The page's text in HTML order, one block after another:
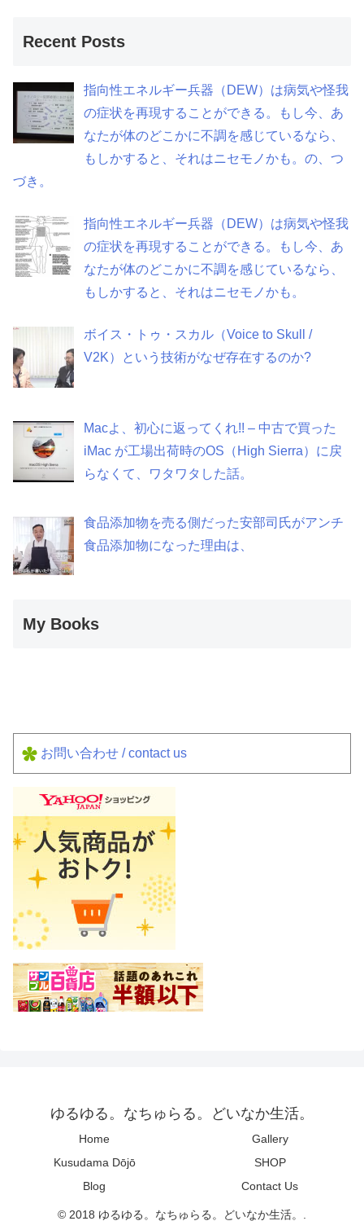
Recent Posts
指向性エネルギー兵器（DEW）は病気や怪我
の症状を再現することができる。もし今、あ
なたが体のどこかに不調を感じているなら、
もしかすると、それはニセモノかも。の、つ
づき。
指向性エネルギー兵器（DEW）は病気や怪我
の症状を再現することができる。もし今、あ
なたが体のどこかに不調を感じているなら、
もしかすると、それはニセモノかも。
ボイス・トゥ・スカル（Voice to Skull /
V2K）という技術がなぜ存在するのか?
Macよ、初心に返ってくれ!! – 中古で買った
iMac が工場出荷時のOS（High Sierra）に戻
らなくて、ワタワタした話。
食品添加物を売る側だった安部司氏がアンチ
食品添加物になった理由は、
My Books
お問い合わせ / contact us
ゆるゆる。なちゅらる。どいなか生活。
Home
Gallery
Kusudama Dōjō
SHOP
Blog
Contact Us
© 2018 ゆるゆる。なちゅらる。どいなか生活。.